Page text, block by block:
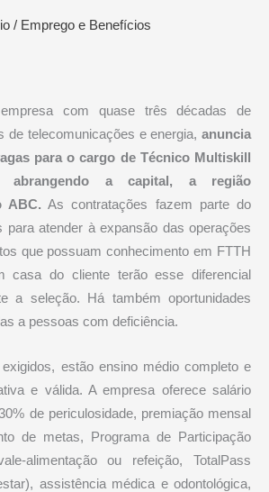
/ Emprego e Benefícios
com quase três décadas de
de telecomunicações e energia, anuncia
para o cargo de Técnico Multiskill
abrangendo a capital, a região
ABC. As contratações fazem parte do
para atender à expansão das operações
que possuam conhecimento em FTTH
casa do cliente terão esse diferencial
a seleção. Há também oportunidades
a pessoas com deficiência.
estão ensino médio completo e
e válida. A empresa oferece salário
de periculosidade, premiação mensal
de metas, Programa de Participação
alimentação ou refeição, TotalPass
assistência médica e odontológica,